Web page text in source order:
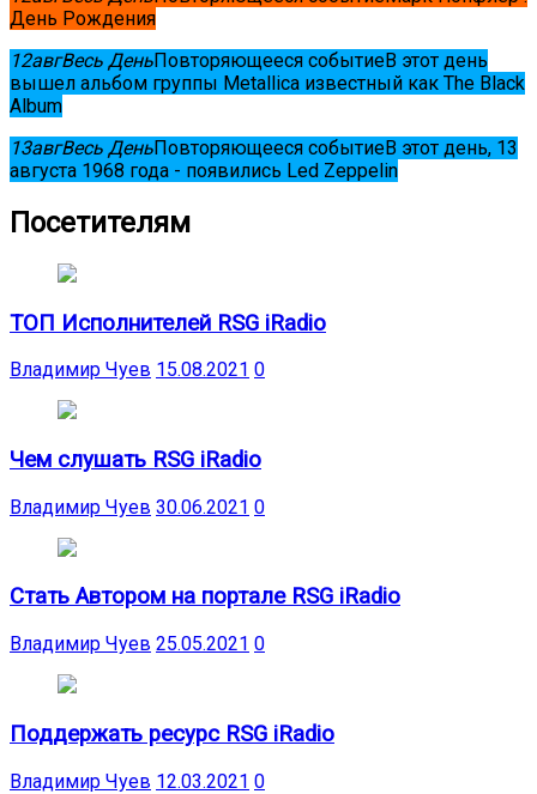
День Рождения
12авгВесь ДеньПовторяющееся событиеВ этот день
вышел альбом группы Metallica известный как The Black
Album
13авгВесь ДеньПовторяющееся событиеВ этот день, 13
августа 1968 года - появились Led Zeppelin
Посетителям
ТОП Исполнителей RSG iRadio
Владимир Чуев 15.08.2021 0
Чем слушать RSG iRadio
Владимир Чуев 30.06.2021 0
Стать Автором на портале RSG iRadio
Владимир Чуев 25.05.2021 0
Поддержать ресурс RSG iRadio
Владимир Чуев 12.03.2021 0